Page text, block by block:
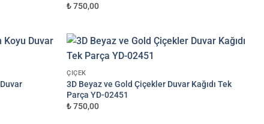
₺ 750,00
ÇIÇEK
3D Beyaz ve Gold Çiçekler Duvar Kağıdı Tek
Parça YD-02451
₺ 750,00